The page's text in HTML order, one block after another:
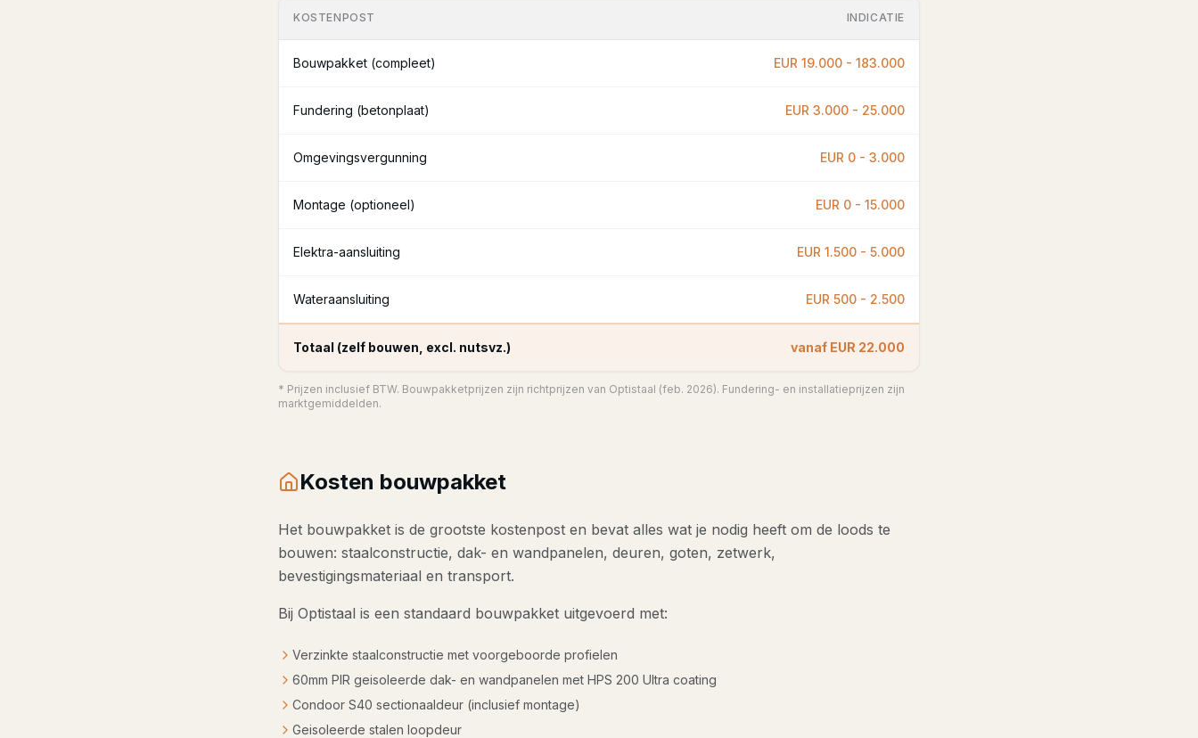
KOSTENPOST INDICATIE
Bouwpakket (compleet) EUR 19.000 - 183.000
Fundering (betonplaat) EUR 3.000 - 25.000
Omgevingsvergunning EUR 0 - 3.000
Montage (optioneel) EUR 0 - 15.000
Elektra-aansluiting EUR 1.500 - 5.000
Wateraansluiting EUR 500 - 2.500
Totaal (zelf bouwen, excl. nutsvz.) vanaf EUR 22.000
* Prijzen inclusief BTW. Bouwpakketprijzen zijn richtprijzen van Optistaal (feb. 2026). Fundering- en installatieprijzen zijn
marktgemiddelden.
Kosten bouwpakket
Het bouwpakket is de grootste kostenpost en bevat alles wat je nodig heeft om de loods te
bouwen: staalconstructie, dak- en wandpanelen, deuren, goten, zetwerk,
bevestigingsmateriaal en transport.
Bij Optistaal is een standaard bouwpakket uitgevoerd met:
Verzinkte staalconstructie met voorgeboorde profielen
60mm PIR geisoleerde dak- en wandpanelen met HPS 200 Ultra coating
Condoor S40 sectionaaldeur (inclusief montage)
Geisoleerde stalen loopdeur